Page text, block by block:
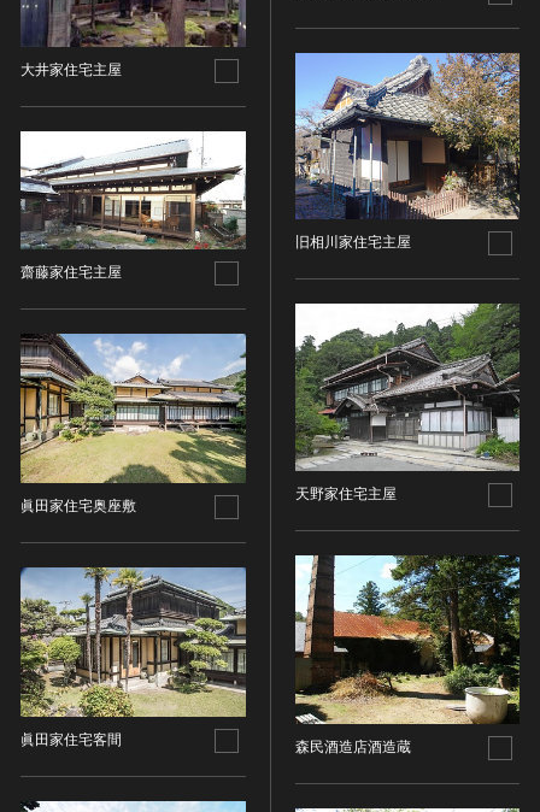
大井家住宅主屋
齋藤家住宅主屋
眞田家住宅奥座敷
眞田家住宅客間
旧相川家住宅主屋
天野家住宅主屋
森民酒造店酒造蔵
秦 [中国]
漢 [中国]
三国 [中国]
晋 [中国]
五胡十六国 [中国]
南北朝（六朝） [中国]
隋 [中国]
唐 [中国]
五代十国 [中国]
宋 [中国]
元 [中国]
明 [中国]
清 [中国]
近現代 [中国]
その他の美術
写真
書
その他
考古資料
石器・石製品類
土器・土製品類
木簡・木製品類
骨角・牙・貝製品類
その他
歴史資料／書跡・典籍／古文書
文書・書籍
絵図・地図
伝統芸能
能楽
文楽
歌舞伎
音楽
その他
工芸技術
金工
有形文化財(建造物)
民俗文化財(無形民俗文化財)
記念物(史跡)
記念物(名勝)
伝統的建造物群保存地区
地方指定文化財
IN COPYRIGHT - RIGHTSHOLDER(S) UNLOCATABLE
OR UNIDENTIFIABLE（著作権あり-著作権者不明）
NO COPYRIGHT - CONTRACTUAL
RESTRICTIONS（著作権なし-契約による制限あり）
NO COPYRIGHT - NONCOMMERCIAL USE ONLY（著
作権なし-非営利目的のみ利用可）
NO COPYRIGHT - OTHER KNOWN LEGAL
RESTRICTIONS（著作権なし-他の法的制限あり）
NO COPYRIGHT - UNITED STATES（著作権なし-米国
の法律上）
COPYRIGHT NOT EVALUATED（著作権未評価）
COPYRIGHT UNDETERMINED（著作権未決定）
NO KNOWN COPYRIGHT（知る限り著作権なし）
COPYRIGHT UNDETERMINED - JP ORPHAN
WORK（著作権未決定-裁定制度利用著作物）